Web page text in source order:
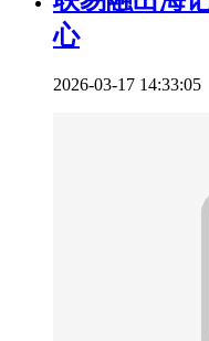
心
2026-03-17 14:33:05